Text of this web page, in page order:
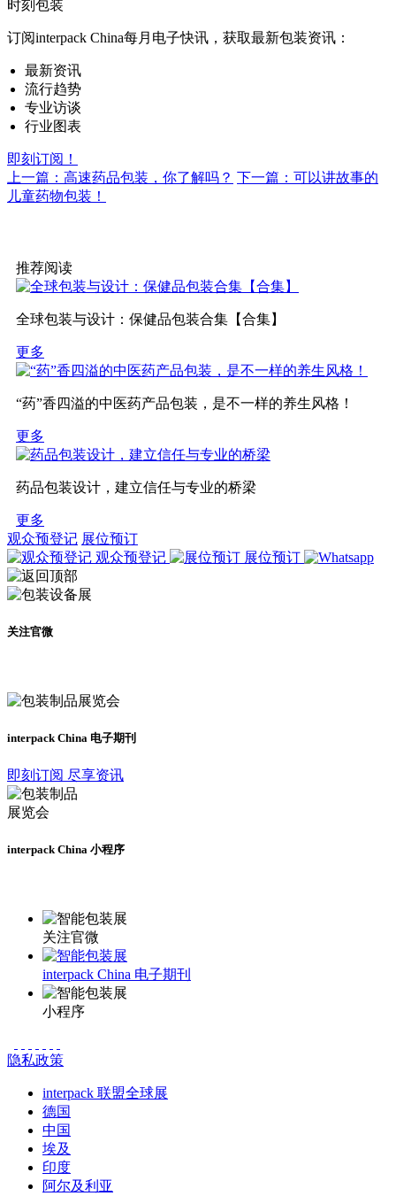
时刻包装
订阅interpack China每月电子快讯，获取最新包装资讯：
最新资讯
流行趋势
专业访谈
行业图表
即刻订阅！
上一篇：高速药品包装，你了解吗？ 下一篇：可以讲故事的
儿童药物包装！
推荐阅读
全球包装与设计：保健品包装合集【合集】
更多
“药”香四溢的中医药产品包装，是不一样的养生风格！
更多
药品包装设计，建立信任与专业的桥梁
更多
观众预登记 展位预订
观众预登记
展位预订
关注官微
interpack China 电子期刊
即刻订阅 尽享资讯
interpack China 小程序
关注官微
interpack China 电子期刊
小程序
隐私政策
interpack 联盟全球展
德国
中国
埃及
印度
阿尔及利亚